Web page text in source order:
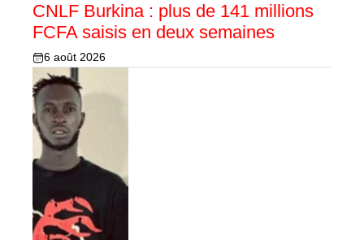
CNLF Burkina : plus de 141 millions
FCFA saisis en deux semaines
6 août 2026